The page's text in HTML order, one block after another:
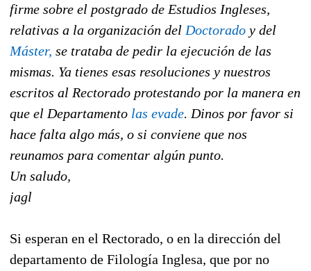
firme sobre el postgrado de Estudios Ingleses,
relativas a la organización del Doctorado y del
Máster, se trataba de pedir la ejecución de las
mismas. Ya tienes esas resoluciones y nuestros
escritos al Rectorado protestando por la manera en
que el Departamento las evade. Dinos por favor si
hace falta algo más, o si conviene que nos
reunamos para comentar algún punto.
Un saludo,
jagl
Si esperan en el Rectorado, o en la dirección del
departamento de Filología Inglesa, que por no